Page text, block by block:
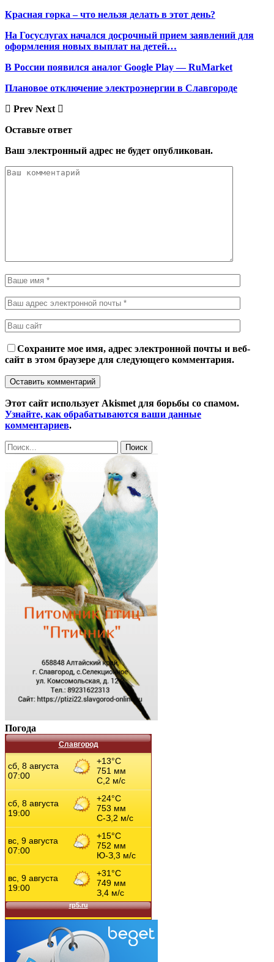
Красная горка – что нельзя делать в этот день?
На Госуслугах начался досрочный прием заявлений для
оформления новых выплат на детей…
В России появился аналог Google Play — RuMarket
Плановое отключение электроэнергии в Славгороде
Prev Next
Оставьте ответ
Ваш электронный адрес не будет опубликован.
Сохраните мое имя, адрес электронной почты и веб-
сайт в этом браузере для следующего комментария.
Этот сайт использует Akismet для борьбы со спамом.
Узнайте, как обрабатываются ваши данные
комментариев.
Погода
Славгород